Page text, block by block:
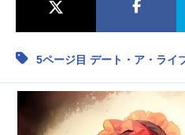
マンガ・ラノベ ゲーム・アプリ
配信・Vtuber
最新記事一覧
5ページ目 デート・ア・ライ